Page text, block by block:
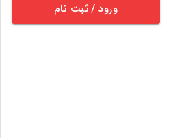
ورود / ثبت نام